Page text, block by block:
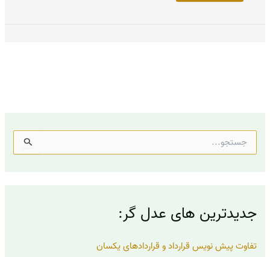
س
ر
:
جدیدترین های عدل گر:
تفاوت پیش نویس قرارداد و قراردادهای یکسان